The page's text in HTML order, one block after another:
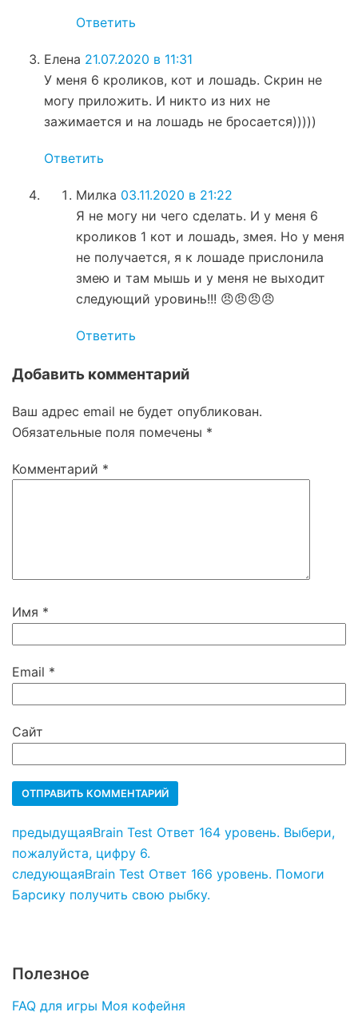
Ответить
Елена 21.07.2020 в 11:31
У меня 6 кроликов, кот и лошадь. Скрин не
могу приложить. И никто из них не
зажимается и на лошадь не бросается)))))
Ответить
Милка 03.11.2020 в 21:22
Я не могу ни чего сделать. И у меня 6
кроликов 1 кот и лошадь, змея. Но у меня
не получается, я к лошаде прислонила
змею и там мышь и у меня не выходит
следующий уровинь!!! 😠😠😠😠
Ответить
Добавить комментарий
Ваш адрес email не будет опубликован.
Обязательные поля помечены *
Комментарий *
Имя *
Email *
Сайт
предыдущаяBrain Test Ответ 164 уровень. Выбери,
пожалуйста, цифру 6.
следующаяBrain Test Ответ 166 уровень. Помоги
Барсику получить свою рыбку.
Полезное
FAQ для игры Моя кофейня